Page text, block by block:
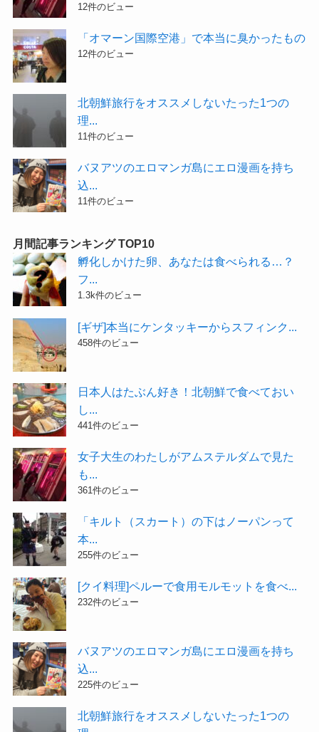
12件のビュー
「オマーン国際空港」で本当に臭かったもの
12件のビュー
北朝鮮旅行をオススメしないたった1つの
理...
11件のビュー
バヌアツのエロマンガ島にエロ漫画を持ち
込...
11件のビュー
月間記事ランキング TOP10
孵化しかけた卵、あなたは食べられる…？
フ...
1.3k件のビュー
[ギザ]本当にケンタッキーからスフィンク...
458件のビュー
日本人はたぶん好き！北朝鮮で食べておい
し...
441件のビュー
女子大生のわたしがアムステルダムで見た
も...
361件のビュー
「キルト（スカート）の下はノーパンって
本...
255件のビュー
[クイ料理]ペルーで食用モルモットを食べ...
232件のビュー
バヌアツのエロマンガ島にエロ漫画を持ち
込...
225件のビュー
北朝鮮旅行をオススメしないたった1つの